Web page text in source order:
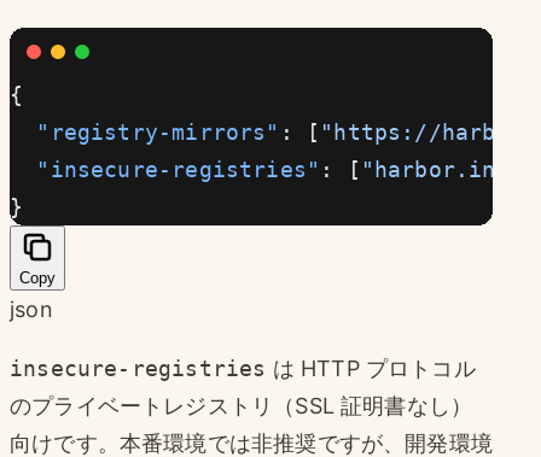
{
  "registry-mirrors"
: [ "https://
  "insecure-registries"
: [
}
Copy
json
insecure-registries は HTTP プロトコル
のプライベートレジストリ（SSL 証明書なし）
向けです。本番環境では非推奨ですが、開発環境